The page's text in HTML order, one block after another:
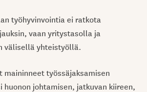
työhyvinvointia ei ratkota
vaan yritystasolla ja
välisellä yhteistyöllä.
maininneet työssäjaksamisen
huonon johtamisen, jatkuvan kiireen,